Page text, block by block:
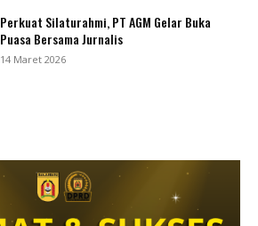
Perkuat Silaturahmi, PT AGM Gelar Buka
Puasa Bersama Jurnalis
14 Maret 2026